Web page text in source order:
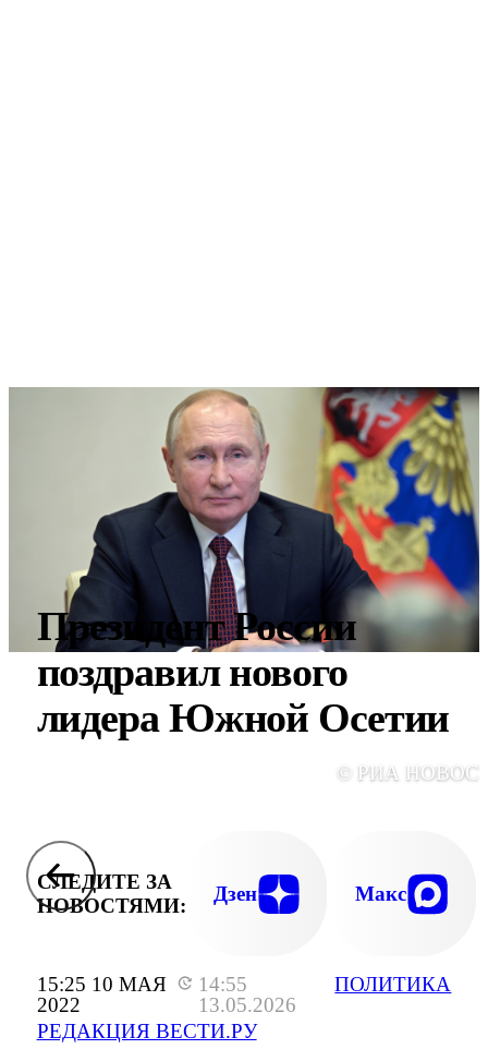
15:25 10 МАЯ
2022
14:55
13.05.2026
РЕДАКЦИЯ ВЕСТИ.РУ
ПОЛИТИКА
Президент России
поздравил нового
лидера Южной Осетии
© РИА
СЛЕДИТЕ ЗА
НОВОСТЯМИ:
Дзен Макс